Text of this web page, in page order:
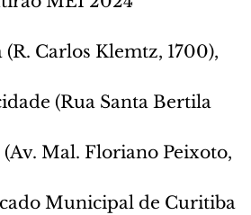
Carlos Klemtz, 1700),
(Rua Santa Bertila
Mal. Floriano Peixoto,
Municipal de Curitiba